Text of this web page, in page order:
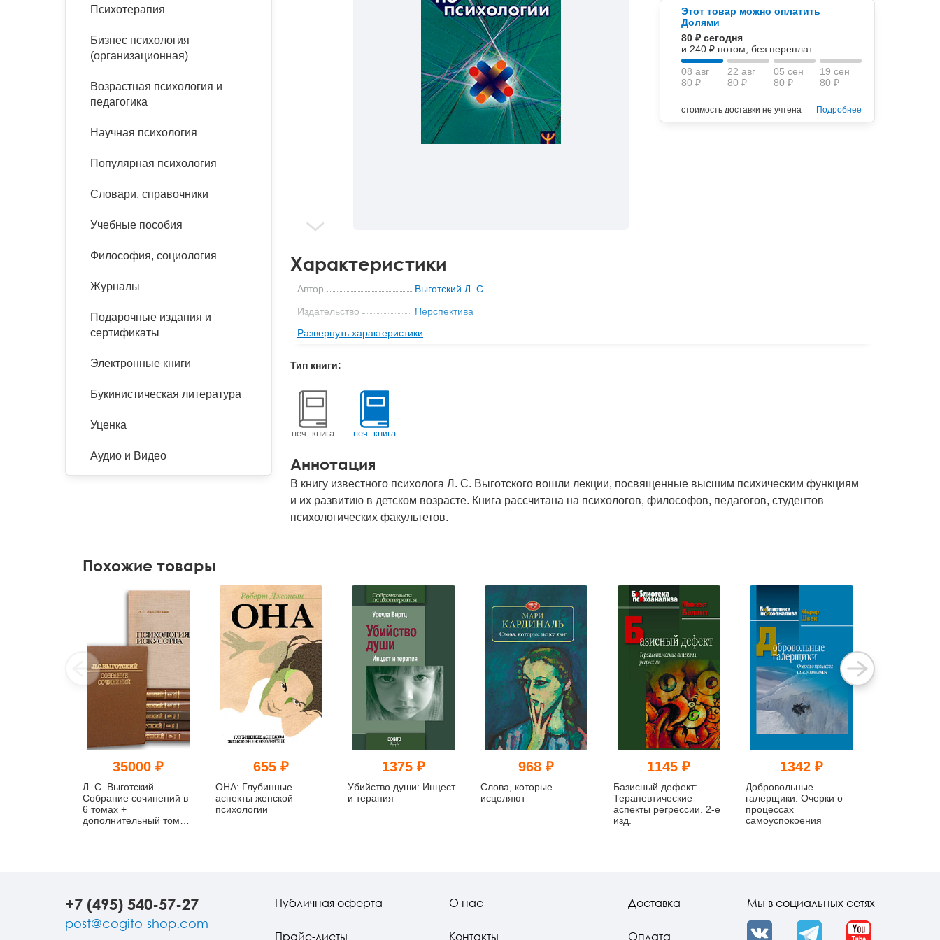
панические атаки
Психодрама
Сказкотерапия
психотерапии
Классический, эриксоновский
эргономика
Социальная психология
Психология развития
организационная психология
психоанализ
Этот товар можно оплатить
Долями
80 ₽ сегодня
и 240 ₽ потом, без переплат
08 авг
80 ₽
22 авг
80 ₽
05 сен
80 ₽
19 сен
80 ₽
стоимость доставки не учтена Подробнее
Характеристики
Автор
Выготский Л. С.
Издательство
Перспектива
Формат книги
130x200x6 мм
Кол-во стр
Год
Код
Развернуть характеристики
Тип книги:
печ. книга печ. книга
Аннотация
В книгу известного психолога Л. С. Выготского вошли лекции, посвященные высшим психическим функциям
и их развитию в детском возрасте. Книга рассчитана на психологов, философов, педагогов, студентов
психологических факультетов.
Психотерапия
Бизнес психология
(организационная)
Возрастная психология и
педагогика
Научная психология
Популярная психология
Словари, справочники
Учебные пособия
Философия, социология
Журналы
Подарочные издания и
сертификаты
Электронные книги
Букинистическая литература
Уценка
Аудио и Видео
Похожие товары
35000 ₽
Л. С. Выготский.
Собрание сочинений в
6 томах +
дополнительный том
655 ₽
ОНА: Глубинные
аспекты женской
психологии
1375 ₽
Убийство души: Инцест
и терапия
968 ₽
Слова, которые
исцеляют
1145 ₽
Базисный дефект:
Терапевтические
аспекты регрессии. 2-е
изд.
1342 ₽
Добровольные
галерщики. Очерки о
процессах
самоуспокоения
+7 (495) 540-57-27
post@cogito-shop.com
Публичная оферта
Прайс-листы
О нас
Контакты
Доставка
Оплата
Мы в социальных сетях